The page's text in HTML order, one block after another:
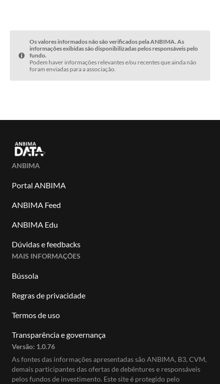
Os valores informados não são verificados pela ANBIMA. As
informações exibidas são disponibilizadas pelos responsáveis pelo
fundo.
Podem haver informações relevantes e/ou recentes que ainda não
foram enviadas para a associação.
ANBIMA
Portal ANBIMA
ANBIMA Feed
ANBIMA Edu
Dúvidas e feedbacks
MAIS INFORMAÇÕES
Bússola
Regras de privacidade
Termos de uso
Transparência e governança
Versão: 1.0.76
As fontes das informações apresentadas são ANBIMA, B3, CVM,
demais participantes das ofertas de debêntures e responsáveis
pelos fundos de investimento. Este site é protegido pelo